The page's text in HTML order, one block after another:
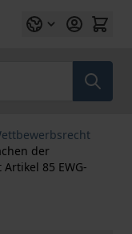
der
85 EWG-